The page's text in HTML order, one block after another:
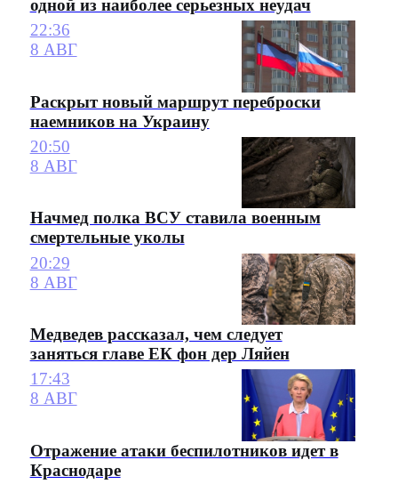
одной из наиболее серьезных неудач
22:36
8 АВГ
Раскрыт новый маршрут переброски
наемников на Украину
20:50
8 АВГ
Начмед полка ВСУ ставила военным
смертельные уколы
20:29
8 АВГ
Медведев рассказал, чем следует
заняться главе ЕК фон дер Ляйен
17:43
8 АВГ
Отражение атаки беспилотников идет в
Краснодаре